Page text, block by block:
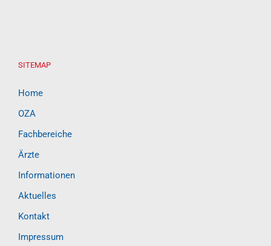
SITEMAP
Home
OZA
Fachbereiche
Ärzte
Informationen
Aktuelles
Kontakt
Impressum